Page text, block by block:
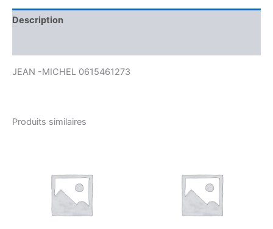
Description
JEAN -MICHEL 0615461273
Produits similaires